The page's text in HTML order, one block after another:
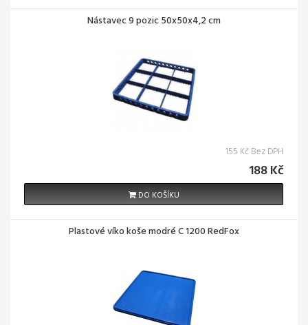
Nástavec 9 pozic 50x50x4,2 cm
155 Kč Bez DPH
188 Kč
DO KOŠÍKU
Plastové víko koše modré C 1200 RedFox